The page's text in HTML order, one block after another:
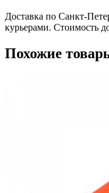
Доставка по Санкт-
курьерами. Стоимость
Похожие